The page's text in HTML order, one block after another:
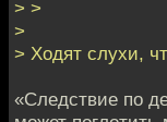
> >
>
> Ходят слухи,
«Следствие по